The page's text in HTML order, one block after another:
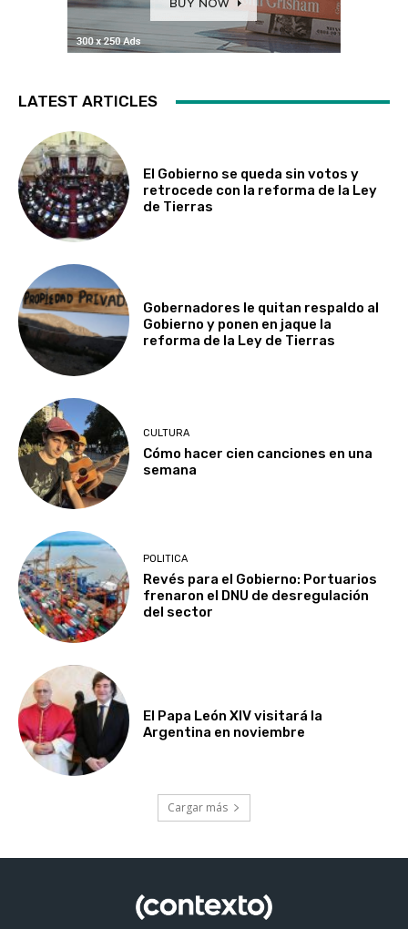
LATEST ARTICLES
El Gobierno se queda sin votos y
retrocede con la reforma de la Ley
de Tierras
Gobernadores le quitan respaldo al
Gobierno y ponen en jaque la
reforma de la Ley de Tierras
CULTURA
Cómo hacer cien canciones en una
semana
POLITICA
Revés para el Gobierno: Portuarios
frenaron el DNU de desregulación
del sector
El Papa León XIV visitará la
Argentina en noviembre
Cargar más